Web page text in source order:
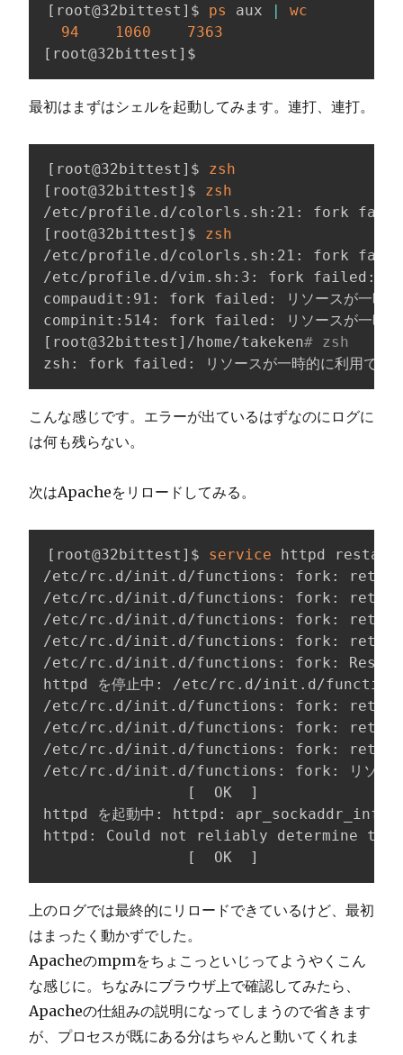
[ root@32bittest ] $ ps aux |
wc
94
1060
7363
[ root@32bittest ] $
最初はまずはシェルを起動してみます。連打、連打。
[ root@32bittest ] $ zsh
[ root@32bittest ] $ zsh
[ root@32bittest ] $ zsh
/etc/profile.d/colorls.sh:21: fork failed: リ
/etc/profile.d/vim.sh:3: fork failed: リソース
compaudit:91: fork failed: リソースが一時的に
[ root@32bittest ] /home/takeken# zsh
zsh: fork failed: リソースが一時的に利用でき
こんな感じです。エラーが出ているはずなのにログに
は何も残らない。
次はApacheをリロードしてみる。
[ root@32bittest ] $ service httpd restart
/etc/rc.d/init.d/functions: fork: retry:
/etc/rc.d/init.d/functions: fork: retry:
/etc/rc.d/init.d/functions: fork: retry:
/etc/rc.d/init.d/functions: fork: retry:
/etc/rc.d/init.d/functions: fork:
httpd を停止中: /etc/rc.d/init.d/functions:
/etc/rc.d/init.d/functions: fork: retry: リソ
/etc/rc.d/init.d/functions: fork: retry: リソ
/etc/rc.d/init.d/functions: fork: retry: リソ
/etc/rc.d/init.d/functions: fork: リソースが一
[
  OK
]
httpd を起動中: httpd:
httpd: Could not reliably determine
[
  OK
]
上のログでは最終的にリロードできているけど、最初
はまったく動かずでした。
Apacheのmpmをちょこっといじってようやくこん
な感じに。ちなみにブラウザ上で確認してみたら、
Apacheの仕組みの説明になってしまうので省きます
が、プロセスが既にある分はちゃんと動いてくれま